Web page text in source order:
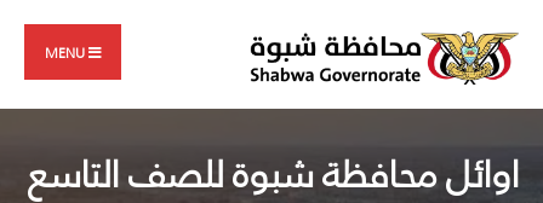
content
MENU
اوائل محافظة شبوة للصف التاسع
for: